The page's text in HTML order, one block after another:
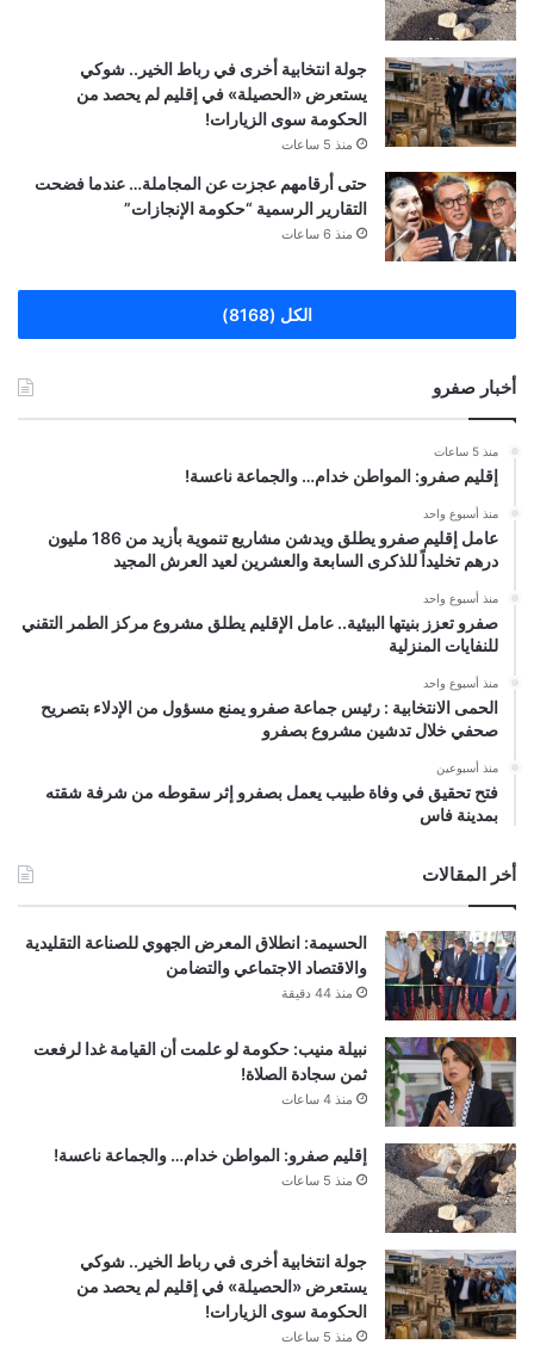
جولة انتخابية أخرى في رباط الخير.. شوكي
يستعرض «الحصيلة» في إقليم لم يحصد من
الحكومة سوى الزيارات!
منذ 5 ساعات
حتى أرقامهم عجزت عن المجاملة… عندما فضحت
التقارير الرسمية “حكومة الإنجازات”
منذ 6 ساعات
الكل (8168)
أخبار صفرو
منذ 5 ساعات
إقليم صفرو: المواطن خدام… والجماعة ناعسة!
منذ أسبوع واحد
عامل إقليم صفرو يطلق ويدشن مشاريع تنموية بأزيد من 186 مليون
درهم تخليداً للذكرى السابعة والعشرين لعيد العرش المجيد
منذ أسبوع واحد
صفرو تعزز بنيتها البيئية.. عامل الإقليم يطلق مشروع مركز الطمر التقني
للنفايات المنزلية
منذ أسبوع واحد
الحمى الانتخابية : رئيس جماعة صفرو يمنع مسؤول من الإدلاء بتصريح
صحفي خلال تدشين مشروع بصفرو
منذ أسبوعين
فتح تحقيق في وفاة طبيب يعمل بصفرو إثر سقوطه من شرفة شقته
بمدينة فاس
أخر المقالات
الحسيمة: انطلاق المعرض الجهوي للصناعة التقليدية
والاقتصاد الاجتماعي والتضامن
منذ 44 دقيقة
نبيلة منيب: حكومة لو علمت أن القيامة غدا لرفعت
ثمن سجادة الصلاة!
منذ 4 ساعات
إقليم صفرو: المواطن خدام… والجماعة ناعسة!
منذ 5 ساعات
جولة انتخابية أخرى في رباط الخير.. شوكي
يستعرض «الحصيلة» في إقليم لم يحصد من
الحكومة سوى الزيارات!
منذ 5 ساعات